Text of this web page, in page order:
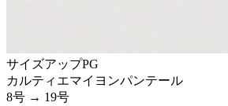
サイズアップPG
カルティエマイヨンパンテール
8号 → 19号